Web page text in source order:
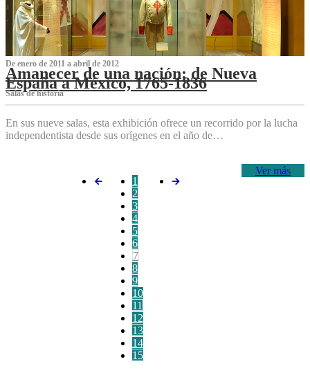
De enero de 2011 a abril de 2012
Amanecer de una nación: de Nueva
España a México, 1765-1836
Salas de historia
En sus nueve salas, esta exhibición ofrece un recorrido por la lucha
independentista desde sus orígenes en el año de…
Ver más
1
2
3
4
5
6
7
8
9
10
11
12
13
14
15